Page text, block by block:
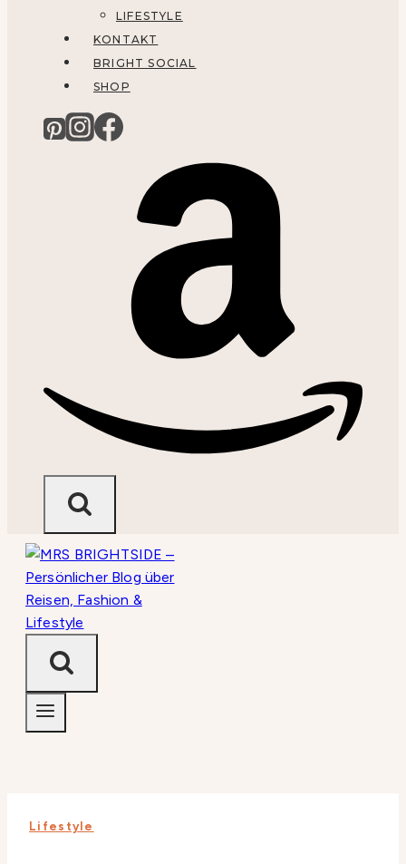
LIFESTYLE
KONTAKT
BRIGHT SOCIAL
SHOP
Lifestyle